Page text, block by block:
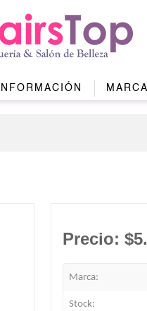
INFORMACIÓN
Precio:
Marca:
Stock: